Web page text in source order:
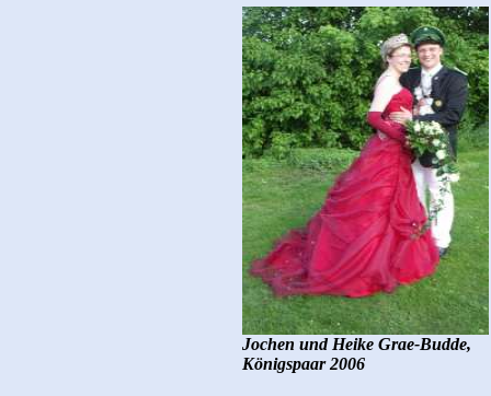
Jochen und Heike Grae-Budde,
Königspaar 2006